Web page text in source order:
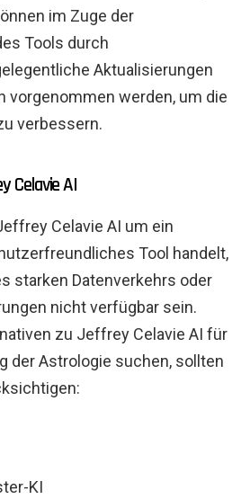
im Zuge der
Tools durch
Aktualisierungen
vorgenommen werden, um die
verbessern.
Celavie AI
Celavie AI um ein
Tool handelt,
starken Datenverkehrs oder
nicht verfügbar sein.
zu Jeffrey Celavie AI für
der Astrologie suchen, sollten
KI